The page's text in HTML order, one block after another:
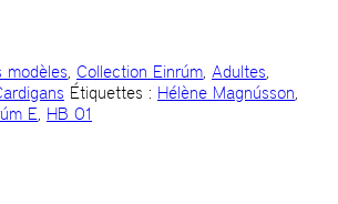
modèles, Collection Einrúm, Adultes,
Étiquettes : Hélène Magnússon,
E, HB 01